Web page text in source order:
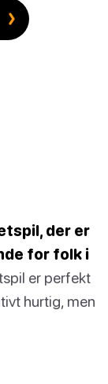
der er
for folk i
er perfekt
hurtig, men